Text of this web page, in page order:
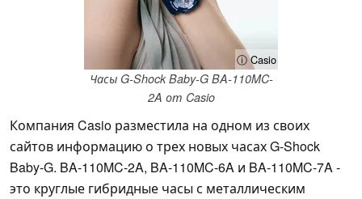
ⓘ Casio
Часы G-Shock Baby-G BA-110MC-
2A от Casio
Компания Casio разместила на одном из своих
сайтов информацию о трех новых часах G-Shock
Baby-G. BA-110MC-2A, BA-110MC-6A и BA-110MC-7A -
это круглые гибридные часы с металлическим